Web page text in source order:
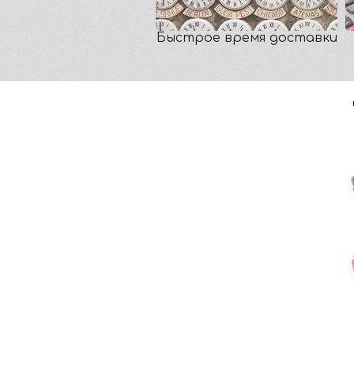
Быстрое время доставки